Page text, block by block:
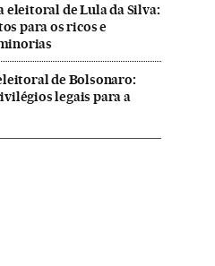
eleitoral de Lula da Silva:
para os ricos e
de Bolsonaro:
legais para a